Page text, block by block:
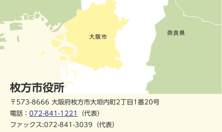
枚方市役所
〒573-8666 大阪府枚方市大垣内町2丁目1番20号
電話： 072-841-1221
（代表）
ファックス:072-841-3039（代表）